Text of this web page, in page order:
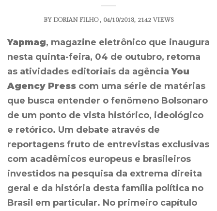
BY DORIAN FILHO 04/10/2018 2142 VIEWS
Yapmag, magazine eletrônico que inaugura
nesta quinta-feira, 04 de outubro, retoma
as atividades editoriais da agênciaYou
Agency Press com uma série de matérias
que busca entender o fenômeno Bolsonaro
de um ponto de vista histórico, ideológico
e retórico. Um debate através de
reportagens fruto de entrevistas exclusivas
com acadêmicos europeus e brasileiros
investidos na pesquisa da extrema direita
geral e da história desta família política no
Brasil em particular. No primeiro capítulo